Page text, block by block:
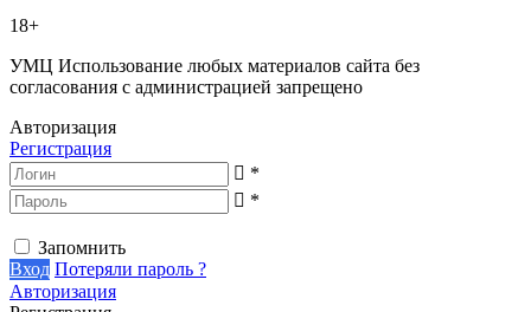
18+
УМЦ Использование любых материалов сайта без
согласования с администрацией запрещено
Авторизация
Регистрация
*
*
Запомнить
Вход Потеряли пароль ?
Авторизация